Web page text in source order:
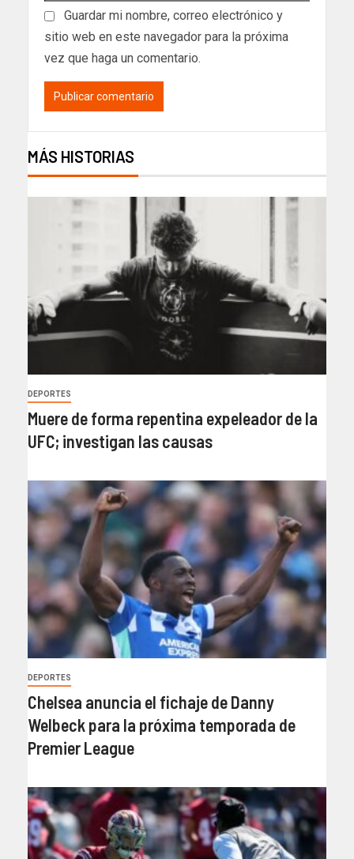
Guardar mi nombre, correo electrónico y
sitio web en este navegador para la próxima
vez que haga un comentario.
MÁS HISTORIAS
DEPORTES
Muere de forma repentina expeleador de la
UFC; investigan las causas
DEPORTES
Chelsea anuncia el fichaje de Danny
Welbeck para la próxima temporada de
Premier League